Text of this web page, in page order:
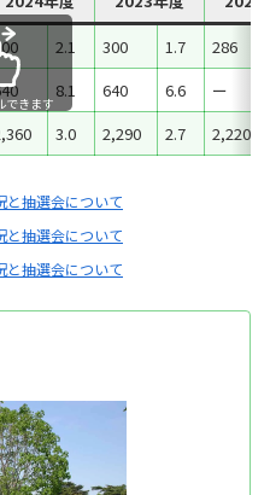
2.1 300 1.7
286
8.1 640 6.6
ー
3.0 2,290 2.7 2,220
できます
と抽選会について
と抽選会について
と抽選会について